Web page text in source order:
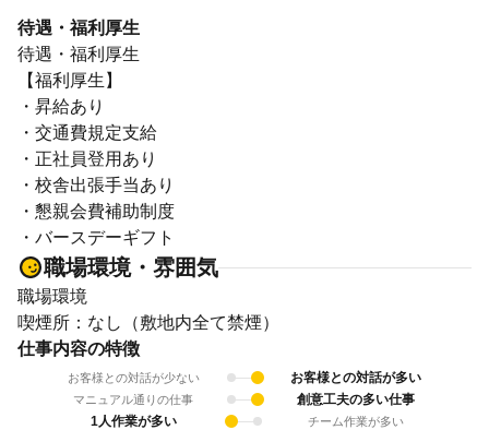
待遇・福利厚生
待遇・福利厚生
【福利厚生】
・昇給あり
・交通費規定支給
・正社員登用あり
・校舎出張手当あり
・懇親会費補助制度
・バースデーギフト
職場環境・雰囲気
職場環境
喫煙所：なし（敷地内全て禁煙）
仕事内容の特徴
お客様との対話が少ない お客様との対話が多い
マニュアル通りの仕事
創意工夫の多い仕事
1人作業が多い
チーム作業が多い